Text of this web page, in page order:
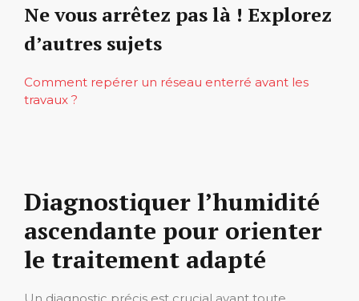
Ne vous arrêtez pas là ! Explorez
d’autres sujets
Comment repérer un réseau enterré avant les
travaux ?
Diagnostiquer l’humidité
ascendante pour orienter
le traitement adapté
Un diagnostic précis est crucial avant toute